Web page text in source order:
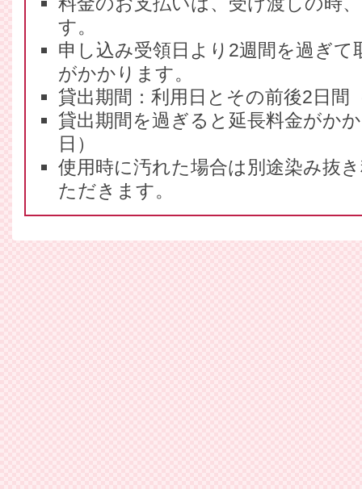
す。
申し込み受領日より2週間を過ぎて
がかかります。
貸出期間：利用日とその前後2日間
貸出期間を過ぎると延長料金がか
日）
使用時に汚れた場合は別途染み抜
ただきます。